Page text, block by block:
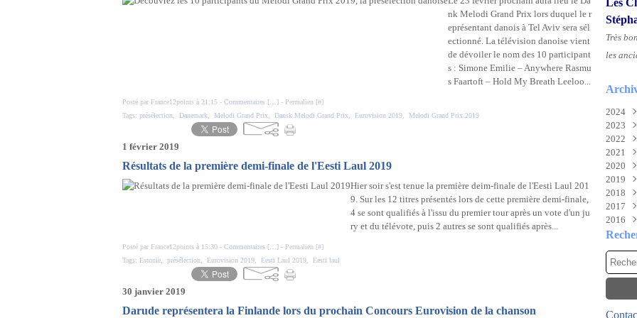
nk Melodi Grand Prix lors duquel le r
eprésentant danois à Tel Aviv sera sél
ectionné. La télévision danoise vient
de dévoiler le nom des 10 participant
s : Simone Emilie – Anywhere Rasmu
s Faartoft – Hold My Breath Leeloo...
Posté par France12points à 21:15 - Commentaires [ ] - Permalien [#]
Tags: présélection Danemark Melodi Grand Prix Dansk Melodi Grand Prix Eurovision 2019 Melodi Grand Prix 2019
1 février 2019
Résultats de la première demi-finale de l'Eesti Laul 2019
Hier soir s'est tenue la première deim-finale de l'Eesti Laul 201
9. Sur les 12 titres présentés lors de cette première demi-finale,
4 se sont qualifiés à l'issu du premier tour après un vote d'un ju
ry et du télévote, puis 2 autres se sont qualifiés après...
Posté par France12points à 15:30 - Commentaires [ ] - Permalien [#]
Tags: Estonie présélection Eurovision 2019 Eesti Laul 2019 Eesti laul
30 janvier 2019
Darude représentera la Finlande lors du prochain Concours Eurovision de la chanson
Les
Très
les
2024
Août
Juin
Mai
2023
2022
Mai
Mars
2021
Août
2020
Mai
2019
Mai
2018
Mai
2017
Juin
Mai
2016
Juin